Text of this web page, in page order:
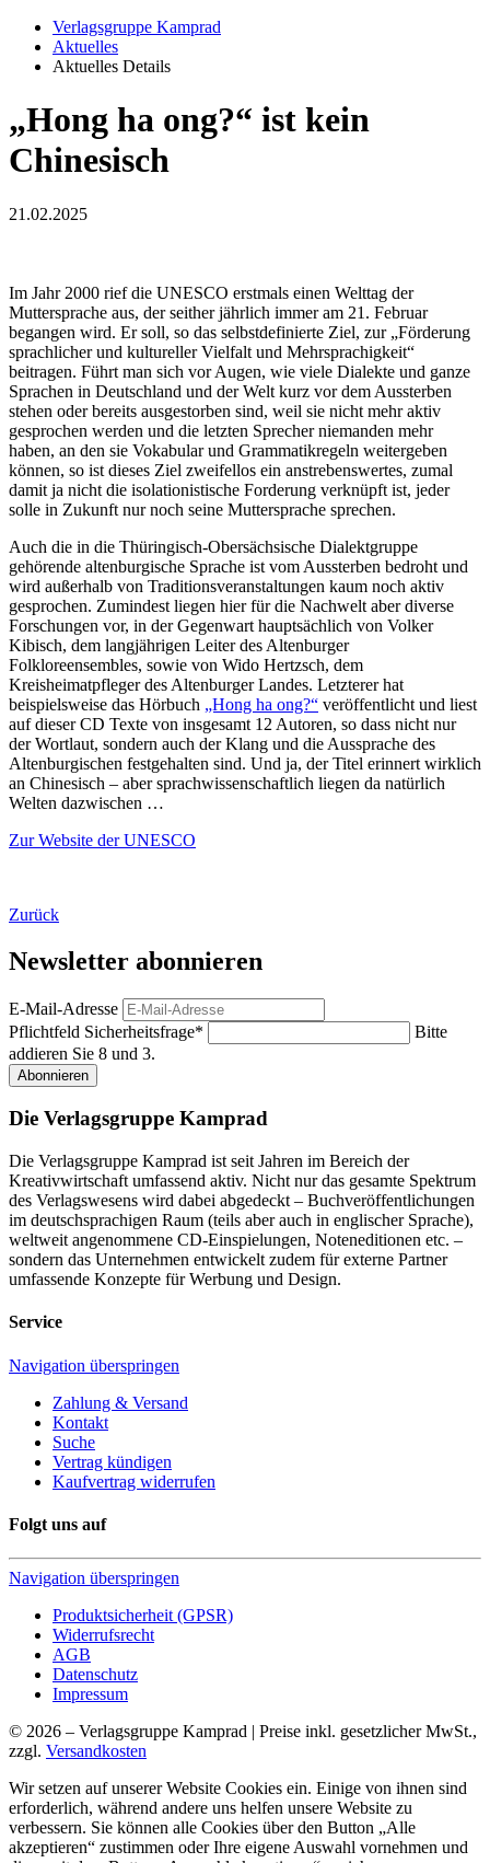
Verlagsgruppe Kamprad
Aktuelles
Aktuelles Details
„Hong ha ong?“ ist kein
Chinesisch
21.02.2025
Im Jahr 2000 rief die UNESCO erstmals einen Welttag der
Muttersprache aus, der seither jährlich immer am 21. Februar
begangen wird. Er soll, so das selbstdefinierte Ziel, zur „Förderung
sprachlicher und kultureller Vielfalt und Mehrsprachigkeit“
beitragen. Führt man sich vor Augen, wie viele Dialekte und ganze
Sprachen in Deutschland und der Welt kurz vor dem Aussterben
stehen oder bereits ausgestorben sind, weil sie nicht mehr aktiv
gesprochen werden und die letzten Sprecher niemanden mehr
haben, an den sie Vokabular und Grammatikregeln weitergeben
können, so ist dieses Ziel zweifellos ein anstrebenswertes, zumal
damit ja nicht die isolationistische Forderung verknüpft ist, jeder
solle in Zukunft nur noch seine Muttersprache sprechen.
Auch die in die Thüringisch-Obersächsische Dialektgruppe
gehörende altenburgische Sprache ist vom Aussterben bedroht und
wird außerhalb von Traditionsveranstaltungen kaum noch aktiv
gesprochen. Zumindest liegen hier für die Nachwelt aber diverse
Forschungen vor, in der Gegenwart hauptsächlich von Volker
Kibisch, dem langjährigen Leiter des Altenburger
Folkloreensembles, sowie von Wido Hertzsch, dem
Kreisheimatpfleger des Altenburger Landes. Letzterer hat
beispielsweise das Hörbuch „Hong ha ong?“ veröffentlicht und liest
auf dieser CD Texte von insgesamt 12 Autoren, so dass nicht nur
der Wortlaut, sondern auch der Klang und die Aussprache des
Altenburgischen festgehalten sind. Und ja, der Titel erinnert wirklich
an Chinesisch – aber sprachwissenschaftlich liegen da natürlich
Welten dazwischen …
Zur Website der UNESCO
Zurück
Newsletter abonnieren
E-Mail-Adresse
Pflichtfeld Sicherheitsfrage*
Bitte
addieren Sie 8 und 3.
Abonnieren
Die Verlagsgruppe Kamprad
Die Verlagsgruppe Kamprad ist seit Jahren im Bereich der
Kreativwirtschaft umfassend aktiv. Nicht nur das gesamte Spektrum
des Verlagswesens wird dabei abgedeckt – Buchveröffentlichungen
im deutschsprachigen Raum (teils aber auch in englischer Sprache),
weltweit angenommene CD-Einspielungen, Noteneditionen etc. –
sondern das Unternehmen entwickelt zudem für externe Partner
umfassende Konzepte für Werbung und Design.
Service
Navigation überspringen
Zahlung & Versand
Kontakt
Suche
Vertrag kündigen
Kaufvertrag widerrufen
Folgt uns auf
Navigation überspringen
Produktsicherheit (GPSR)
Widerrufsrecht
AGB
Datenschutz
Impressum
© 2026 – Verlagsgruppe Kamprad | Preise inkl. gesetzlicher MwSt.,
zzgl. Versandkosten
Wir setzen auf unserer Website Cookies ein. Einige von ihnen sind
erforderlich, während andere uns helfen unsere Website zu
verbessern. Sie können alle Cookies über den Button „Alle
akzeptieren“ zustimmen oder Ihre eigene Auswahl vornehmen und